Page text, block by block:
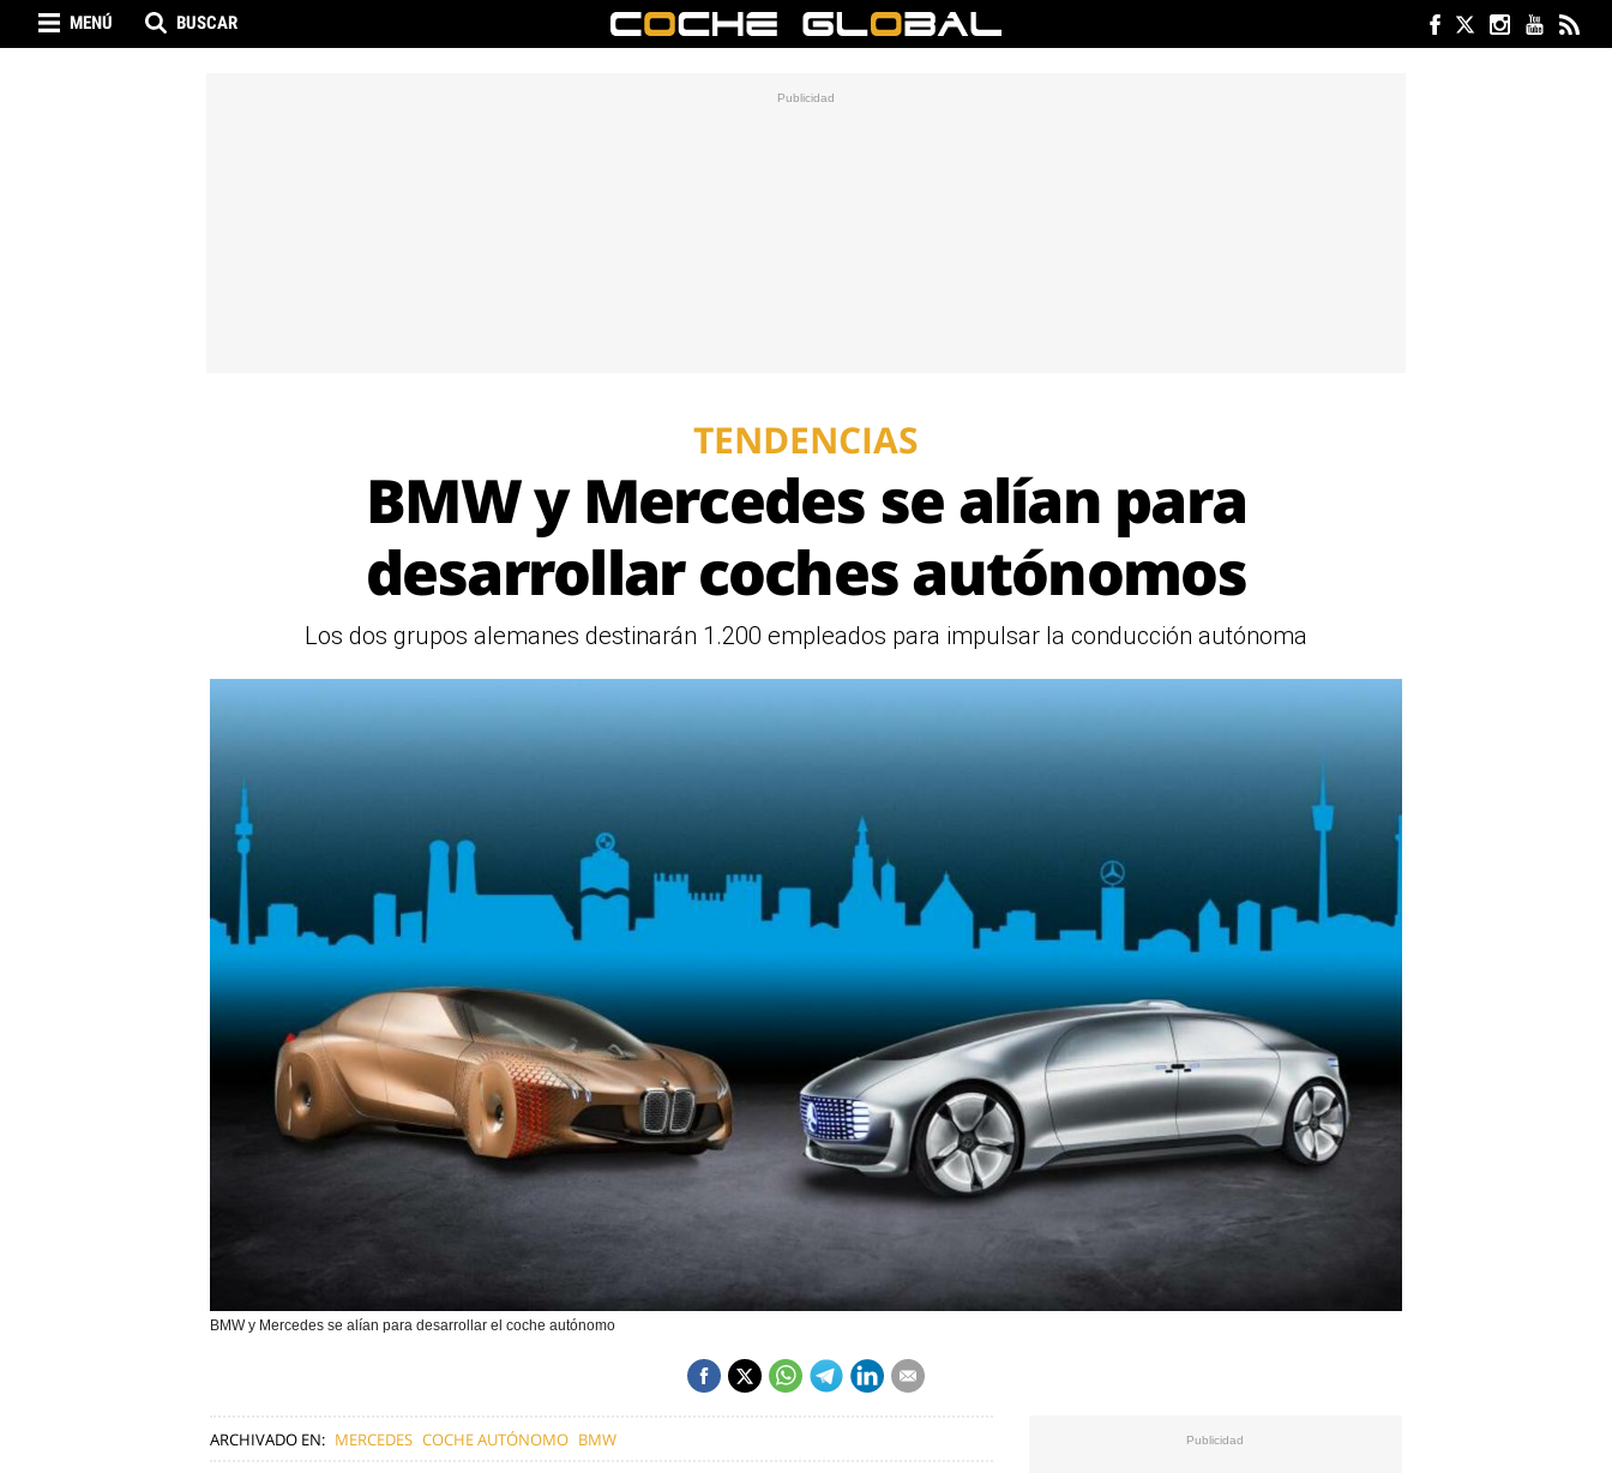
MENÚ BUSCAR
TENDENCIAS
BMW y Mercedes se alían para
desarrollar coches autónomos
Los dos grupos alemanes destinarán 1.200 empleados para impulsar la conducción autónoma
BMW y Mercedes se alían para desarrollar el coche autónomo
ARCHIVADO EN: MERCEDES COCHE AUTÓNOMO BMW